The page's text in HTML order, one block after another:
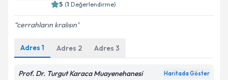
5 (1 Değerlendirme)
cerrahların kralısın
Adres 1 Adres 2 Adres 3
Prof. Dr. Turgut Karaca Muayenehanesi Haritada Göster